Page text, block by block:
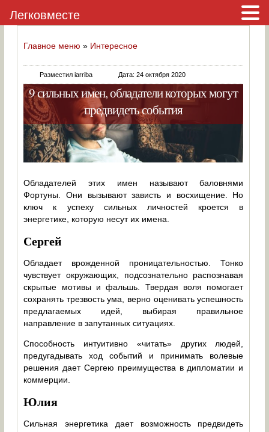
Главное меню » Интересное
Разместил iarriba Дата: 24 октября 2020
9 сильных имен, обладатели которых могут
предвидеть события
Обладателей этих имен называют баловнями
Фортуны. Они вызывают зависть и восхищение. Но
ключ к успеху сильных личностей кроется в
энергетике, которую несут их имена.
Сергей
Обладает врожденной проницательностью. Тонко
чувствует окружающих, подсознательно распознавая
скрытые мотивы и фальшь. Твердая воля помогает
сохранять трезвость ума, верно оценивать успешность
предлагаемых идей, выбирая правильное
направление в запутанных ситуациях.
Способность интуитивно «читать» других людей,
предугадывать ход событий и принимать волевые
решения дает Сергею преимущества в дипломатии и
коммерции.
Юлия
Сильная энергетика дает возможность предвидеть
Легковместе